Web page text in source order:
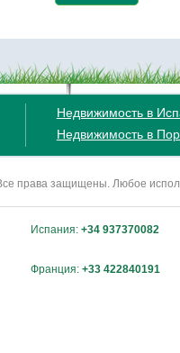
Недвижимость в
Недвижимость в
права защищены. Любое
Испания: +34 937370082
Франция: +33 422840191